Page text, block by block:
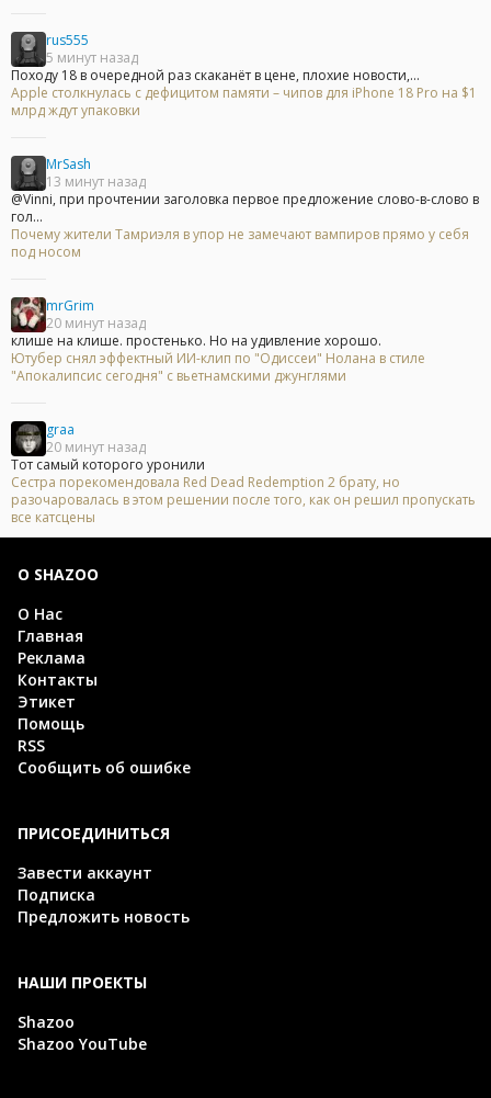
rus555
5 минут назад
Походу 18 в очередной раз скаканёт в цене, плохие новости,...
Apple столкнулась с дефицитом памяти – чипов для iPhone 18 Pro на $1
млрд ждут упаковки
MrSash
13 минут назад
@Vinni, при прочтении заголовка первое предложение слово-в-слово в
гол...
Почему жители Тамриэля в упор не замечают вампиров прямо у себя
под носом
mrGrim
20 минут назад
клише на клише. простенько. Но на удивление хорошо.
Ютубер снял эффектный ИИ-клип по "Одиссеи" Нолана в стиле
"Апокалипсис сегодня" с вьетнамскими джунглями
graa
20 минут назад
Тот самый которого уронили
Сестра порекомендовала Red Dead Redemption 2 брату, но
разочаровалась в этом решении после того, как он решил пропускать
все катсцены
О SHAZOO
О Нас
Главная
Реклама
Контакты
Этикет
Помощь
RSS
Сообщить об ошибке
ПРИСОЕДИНИТЬСЯ
Завести аккаунт
Подписка
Предложить новость
НАШИ ПРОЕКТЫ
Shazoo
Shazoo YouTube